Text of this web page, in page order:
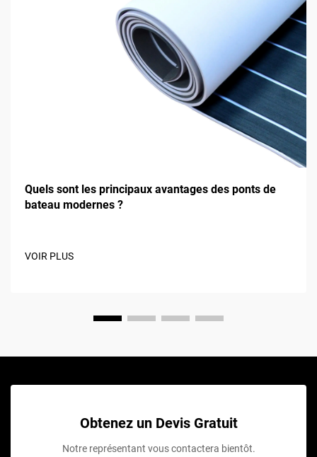
Quels sont les principaux avantages des ponts de
bateau modernes ?
VOIR PLUS
Obtenez un Devis Gratuit
Notre représentant vous contactera bientôt.